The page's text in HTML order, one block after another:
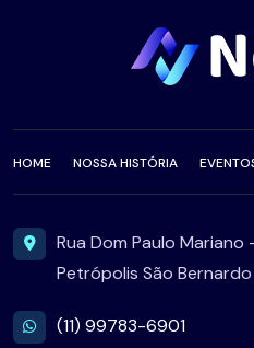
HOME NOSSA HISTÓRIA
Rua Dom Paulo Mariano
Petrópolis São
(11) 99783-6901